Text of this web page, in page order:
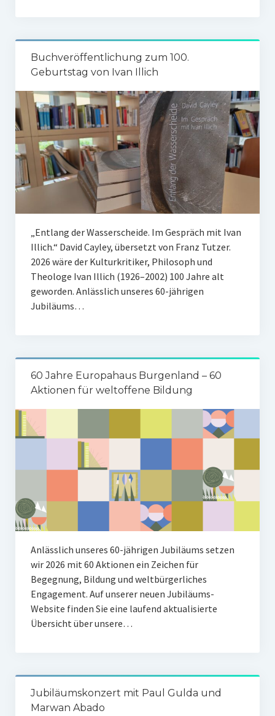
Buchveröffentlichung zum 100.
Geburtstag von Ivan Illich
„Entlang der Wasserscheide. Im Gespräch mit Ivan
Illich.“ David Cayley, übersetzt von Franz Tutzer.
2026 wäre der Kulturkritiker, Philosoph und
Theologe Ivan Illich (1926–2002) 100 Jahre alt
geworden. Anlässlich unseres 60-jährigen
Jubiläums…
60 Jahre Europahaus Burgenland – 60
Aktionen für weltoffene Bildung
Anlässlich unseres 60-jährigen Jubiläums setzen
wir 2026 mit 60 Aktionen ein Zeichen für
Begegnung, Bildung und weltbürgerliches
Engagement. Auf unserer neuen Jubiläums-
Website finden Sie eine laufend aktualisierte
Übersicht über unsere…
Jubiläumskonzert mit Paul Gulda und
Marwan Abado